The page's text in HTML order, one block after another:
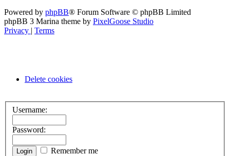
Powered by phpBB® Forum Software © phpBB Limited
phpBB 3 Marina theme by PixelGoose Studio
Privacy | Terms
Delete cookies
Username:
Password:
Remember me